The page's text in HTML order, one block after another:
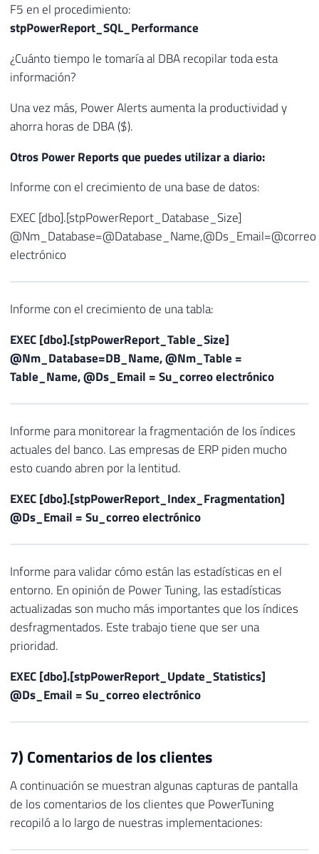
F5 en el procedimiento:
stpPowerReport_SQL_Performance
¿Cuánto tiempo le tomaría al DBA recopilar toda esta
información?
Una vez más, Power Alerts aumenta la productividad y
ahorra horas de DBA ($).
Otros Power Reports que puedes utilizar a diario:
Informe con el crecimiento de una base de datos:
EXEC [dbo].[stpPowerReport_Database_Size]
@Nm_Database=@Database_Name,@Ds_Email=@correo
electrónico
Informe con el crecimiento de una tabla:
EXEC [dbo].[stpPowerReport_Table_Size]
@Nm_Database=DB_Name, @Nm_Table =
Table_Name, @Ds_Email = Su_correo electrónico
Informe para monitorear la fragmentación de los índices
actuales del banco. Las empresas de ERP piden mucho
esto cuando abren por la lentitud.
EXEC [dbo].[stpPowerReport_Index_Fragmentation]
@Ds_Email = Su_correo electrónico
Informe para validar cómo están las estadísticas en el
entorno. En opinión de Power Tuning, las estadísticas
actualizadas son mucho más importantes que los índices
desfragmentados. Este trabajo tiene que ser una
prioridad.
EXEC [dbo].[stpPowerReport_Update_Statistics]
@Ds_Email = Su_correo electrónico
7) Comentarios de los clientes
A continuación se muestran algunas capturas de pantalla
de los comentarios de los clientes que PowerTuning
recopiló a lo largo de nuestras implementaciones: